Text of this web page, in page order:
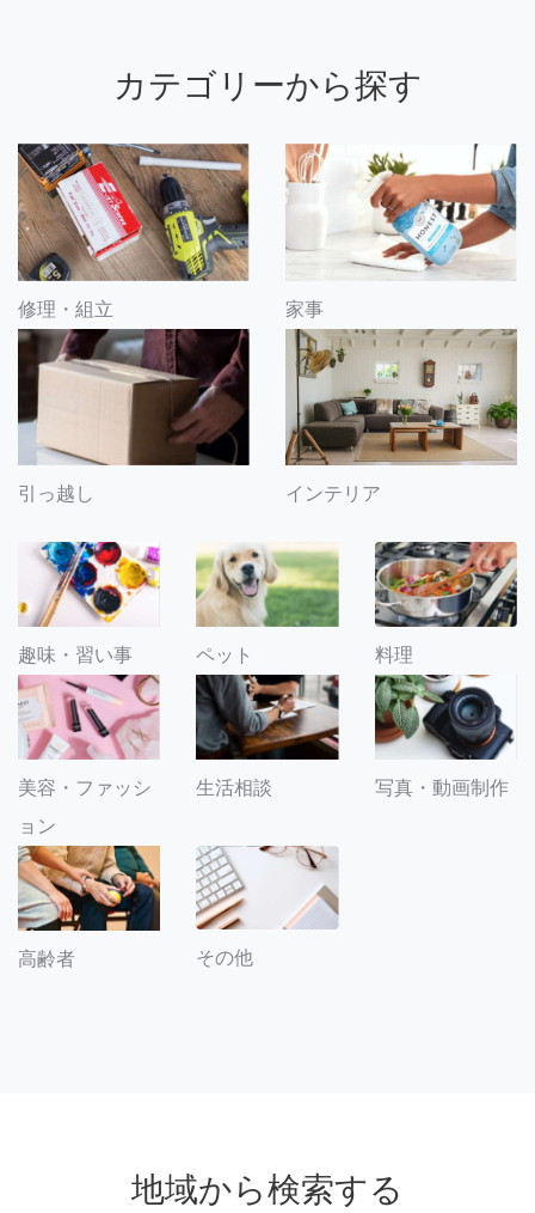
カテゴリーから探す
修理・組立 家事
引っ越し インテリア
趣味・習い事 ペット 料理
美容・ファッシ
ョン
生活相談 写真・動画制作
高齢者 その他
地域から検索する